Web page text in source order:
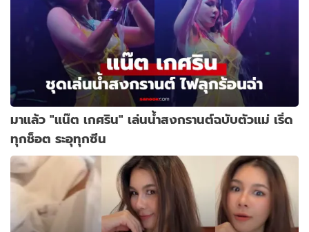
มาแล้ว "แน๊ต เกศริน" เล่นน้ำสงกรานต์ฉบับตัวแม่ เริ่ด
ทุกช็อต ระอุทุกซีน